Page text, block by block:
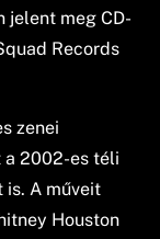
jelent meg CD-
Records
zenei
a 2002-es téli
is. A műveit
Houston